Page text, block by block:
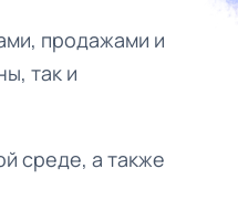
продажами и
так и
среде, а также